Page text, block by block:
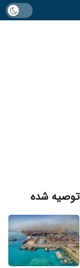
توصیه شده